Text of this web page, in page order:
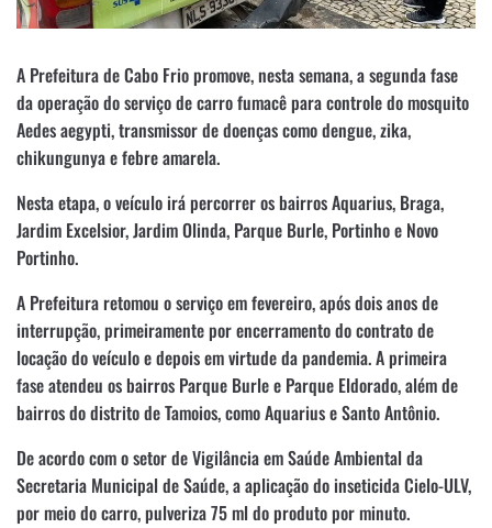
A Prefeitura de Cabo Frio promove, nesta semana, a segunda fase
da operação do serviço de carro fumacê para controle do mosquito
Aedes aegypti, transmissor de doenças como dengue, zika,
chikungunya e febre amarela.
Nesta etapa, o veículo irá percorrer os bairros Aquarius, Braga,
Jardim Excelsior, Jardim Olinda, Parque Burle, Portinho e Novo
Portinho.
A Prefeitura retomou o serviço em fevereiro, após dois anos de
interrupção, primeiramente por encerramento do contrato de
locação do veículo e depois em virtude da pandemia. A primeira
fase atendeu os bairros Parque Burle e Parque Eldorado, além de
bairros do distrito de Tamoios, como Aquarius e Santo Antônio.
De acordo com o setor de Vigilância em Saúde Ambiental da
Secretaria Municipal de Saúde, a aplicação do inseticida Cielo-ULV,
por meio do carro, pulveriza 75 ml do produto por minuto.